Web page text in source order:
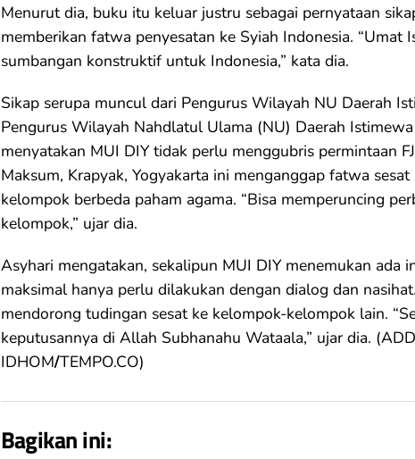
Menurut dia, buku itu keluar justru sebagai pernyataan
memberikan fatwa penyesatan ke Syiah Indonesia. “Umat
sumbangan konstruktif untuk Indonesia,” kata dia.
Sikap serupa muncul dari Pengurus Wilayah NU Daerah
Pengurus Wilayah Nahdlatul Ulama (NU) Daerah
menyatakan MUI DIY tidak perlu menggubris permintaan
Maksum, Krapyak, Yogyakarta ini menganggap fatwa
kelompok berbeda paham agama. “Bisa memperuncing
kelompok,” ujar dia.
Asyhari mengatakan, sekalipun MUI DIY menemukan ada
maksimal hanya perlu dilakukan dengan dialog dan
mendorong tudingan sesat ke kelompok-kelompok lain.
keputusannya di Allah Subhanahu Wataala,” ujar dia.
IDHOM/TEMPO.CO)
Bagikan ini: